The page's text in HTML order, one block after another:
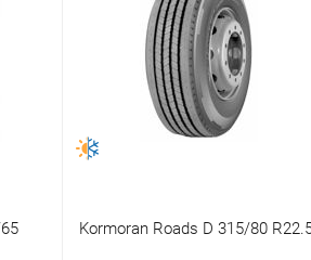
Kormoran Roads D 315/80